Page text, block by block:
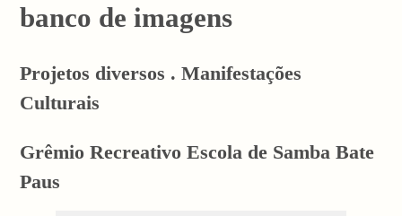
banco de imagens
Projetos diversos . Manifestações
Culturais
Grêmio Recreativo Escola de Samba Bate
Paus